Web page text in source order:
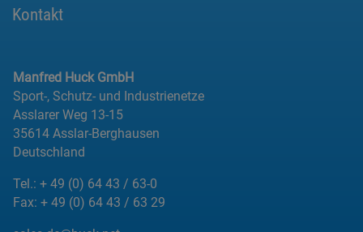
Kontakt
Manfred Huck GmbH
Sport-, Schutz- und Industrienetze
Asslarer Weg 13-15
35614 Asslar-Berghausen
Deutschland
Tel.: + 49 (0) 64 43 / 63-0
Fax: + 49 (0) 64 43 / 63 29